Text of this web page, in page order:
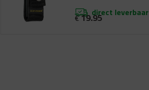
direct leverbaar
€19.95